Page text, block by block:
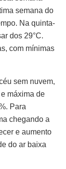
semana do
Na quinta-
dos 29°C.
com mínimas
sem nuvem,
máxima de
Para
chegando a
e aumento
do ar baixa